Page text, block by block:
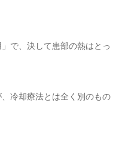
で、決して患部の熱はとっ
冷却療法とは全く別のもの